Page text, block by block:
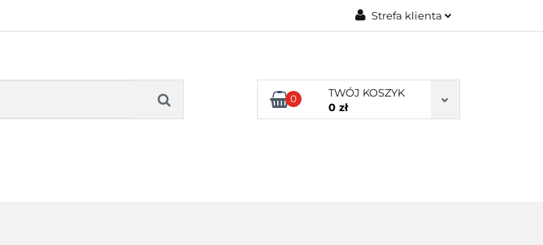
Strefa klienta
Zarejestruj się
Dodaj zgłoszenie
Zgody cookies
0
TWÓJ KOSZYK
0 zł